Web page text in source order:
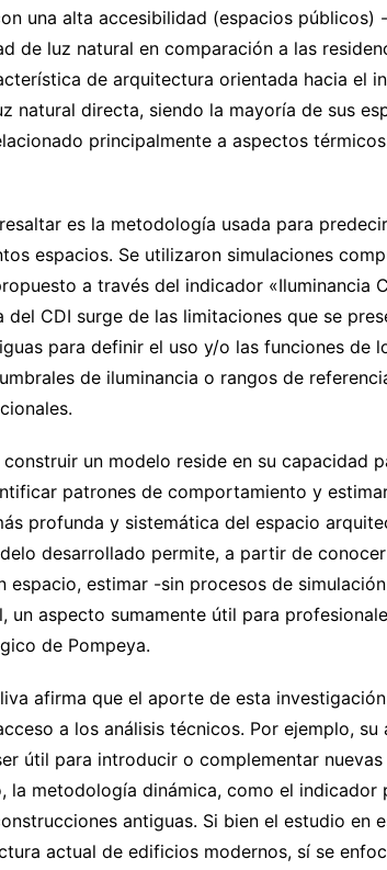
una alta accesibilidad (espacios públicos)
de luz natural en comparación a las
de arquitectura orientada hacia el
natural directa, siendo la mayoría de sus
principalmente a aspectos
es la metodología usada para
espacios. Se utilizaron simulaciones
a través del indicador «Iluminancia
del CDI surge de las limitaciones que se
para definir el uso y/o las funciones de
de iluminancia o rangos de
un modelo reside en su capacidad
patrones de comportamiento y
profunda y sistemática del espacio
desarrollado permite, a partir de
espacio, estimar -sin procesos de
un aspecto sumamente útil para
de Pompeya.
afirma que el aporte de esta
a los análisis técnicos. Por ejemplo,
útil para introducir o complementar
la metodología dinámica, como el indicador
antiguas. Si bien el estudio en
actual de edificios modernos, sí se